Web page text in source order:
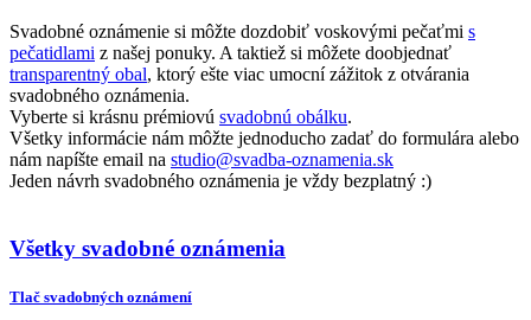
Svadobné oznámenie si môžte dozdobiť voskovými pečaťmi s
pečatidlami z našej ponuky. A taktiež si môžete doobjednať
transparentný obal, ktorý ešte viac umocní zážitok z otvárania
svadobného oznámenia.
Vyberte si krásnu prémiovú svadobnú obálku.
Všetky informácie nám môžte jednoducho zadať do formulára alebo
nám napíšte email na studio@svadba-oznamenia.sk
Jeden návrh svadobného oznámenia je vždy bezplatný :)
Všetky svadobné oznámenia
Tlač svadobných oznámení